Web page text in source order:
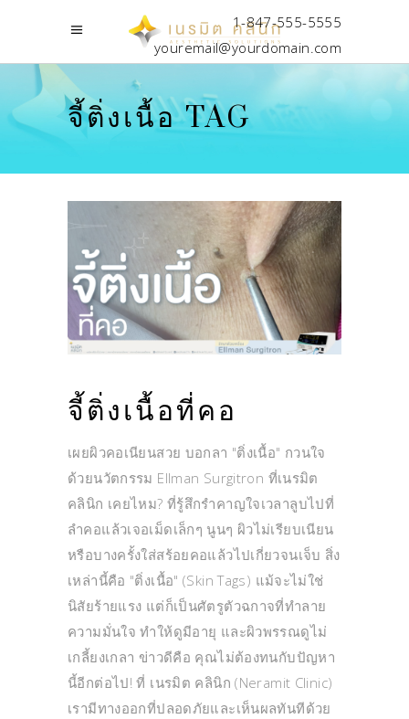
1-847-555-5555
youremail@yourdomain.com
จี้ติ่งเนื้อ TAG
จี้ติ่งเนื้อที่คอ
เผยผิวคอเนียนสวย บอกลา "ติ่งเนื้อ" กวนใจ
ด้วยนวัตกรรม Ellman Surgitron ที่เนรมิต
คลินิก เคยไหม? ที่รู้สึกรำคาญใจเวลาลูบไปที่
ลำคอแล้วเจอเม็ดเล็กๆ นูนๆ ผิวไม่เรียบเนียน
หรือบางครั้งใส่สร้อยคอแล้วไปเกี่ยวจนเจ็บ สิ่ง
เหล่านี้คือ "ติ่งเนื้อ" (Skin Tags) แม้จะไม่ใช่
นิสัยร้ายแรง แต่ก็เป็นศัตรูตัวฉกาจที่ทำลาย
ความมั่นใจ ทำให้ดูมีอายุ และผิวพรรณดูไม่
เกลี้ยงเกลา ข่าวดีคือ คุณไม่ต้องทนกับปัญหา
นี้อีกต่อไป! ที่ เนรมิต คลินิก (Neramit Clinic)
เรามีทางออกที่ปลอดภัยและเห็นผลทันทีด้วย